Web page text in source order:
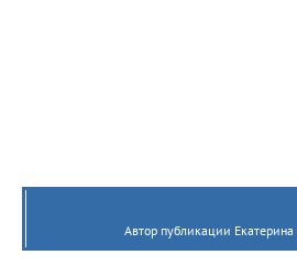
Автор публикации